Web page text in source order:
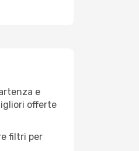
e
offerte
filtri per